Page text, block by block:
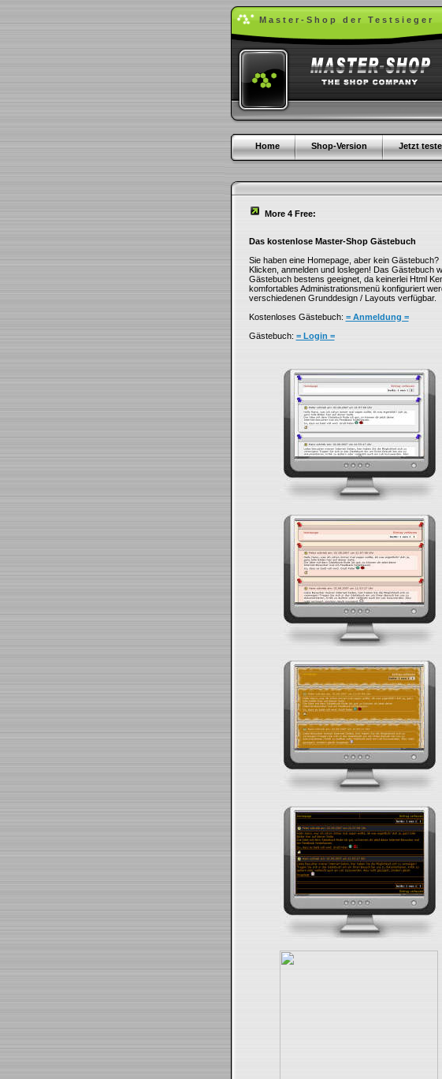
Master-Shop der Testsieger
Home Shop-Version Jetzt
More 4 Free:
Das kostenlose Master-Shop Gästebuch
Sie haben eine Homepage, aber kein Gästebuch?
Klicken, anmelden und loslegen! Das Gästebuch
Gästebuch bestens geeignet, da keinerlei Html
komfortables Administrationsmenü konfiguriert
verschiedenen Grunddesign / Layouts verfügbar.
Kostenloses Gästebuch: = Anmeldung =
Gästebuch: = Login =